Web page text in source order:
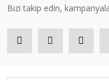
Bizi takip edin,